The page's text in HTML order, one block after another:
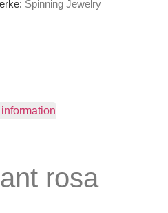
Spinning Jewelry
rosa